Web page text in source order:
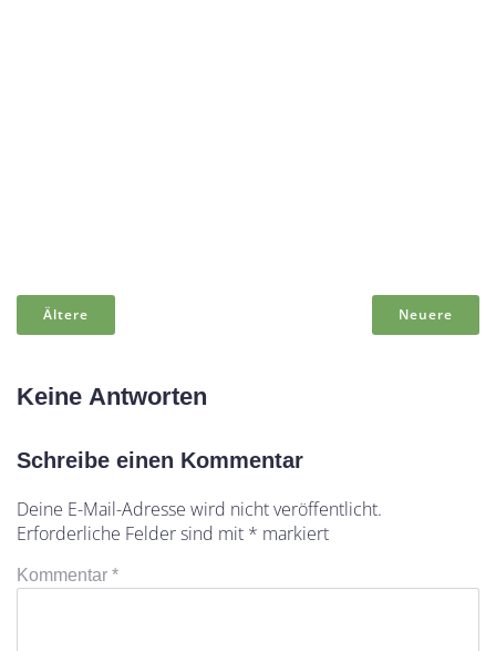
Ältere Neuere
Keine Antworten
Schreibe einen Kommentar
Deine E-Mail-Adresse wird nicht veröffentlicht.
Erforderliche Felder sind mit * markiert
Kommentar *